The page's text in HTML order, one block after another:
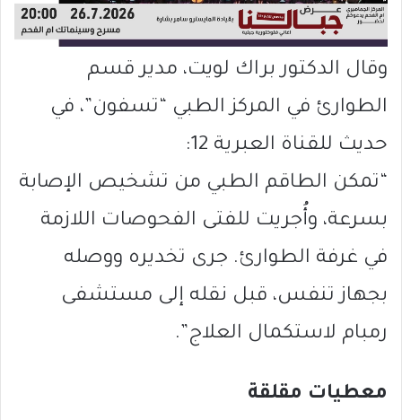
وقال الدكتور براك لويت، مدير قسم
الطوارئ في المركز الطبي “تسفون”، في
حديث للقناة العبرية 12:
“تمكن الطاقم الطبي من تشخيص الإصابة
بسرعة، وأُجريت للفتى الفحوصات اللازمة
في غرفة الطوارئ. جرى تخديره ووصله
بجهاز تنفس، قبل نقله إلى مستشفى
رمبام لاستكمال العلاج”.
معطيات مقلقة